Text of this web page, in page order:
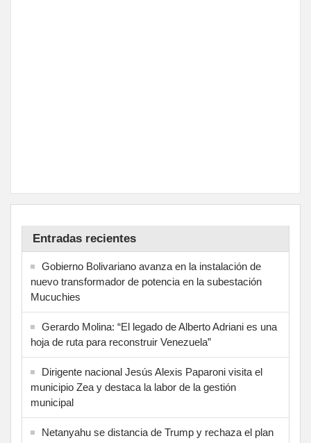
Entradas recientes
Gobierno Bolivariano avanza en la instalación de
nuevo transformador de potencia en la subestación
Mucuchies
Gerardo Molina: “El legado de Alberto Adriani es una
hoja de ruta para reconstruir Venezuela”
Dirigente nacional Jesús Alexis Paparoni visita el
municipio Zea y destaca la labor de la gestión
municipal
Netanyahu se distancia de Trump y rechaza el plan